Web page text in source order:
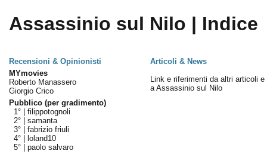
Assassinio sul Nilo | Indice
Recensioni & Opinionisti
Articoli & News
MYmovies
Roberto Manassero
Giorgio Crico
Pubblico (per gradimento)
1° | filippotognoli
2° | samanta
3° | fabrizio friuli
4° |
loland10
5° | paolo salvaro
Link e riferimenti da altri articoli e
a Assassinio sul Nilo